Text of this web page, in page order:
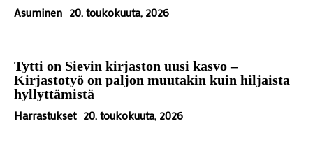
Asuminen 20. toukokuuta, 2026
Tytti on Sievin kirjaston uusi kasvo –
Kirjastotyö on paljon muutakin kuin hiljaista
hyllyttämistä
Harrastukset 20. toukokuuta, 2026